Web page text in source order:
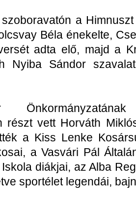
a
Béla énekelte,
adta elő, majd a
Nyiba Sándor
részt vett Horváth
a Kiss Lenke
a Vasvári Pál
diákjai, az Alba
sportélet legendái,